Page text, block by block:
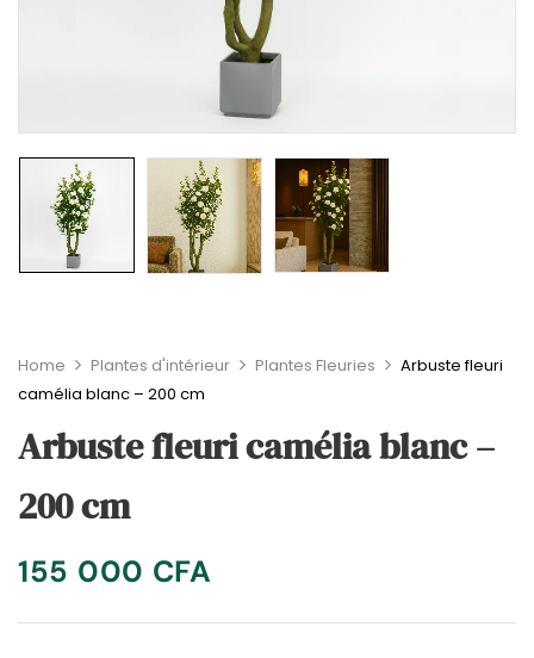
Home Plantes d'intérieur Plantes Fleuries
Arbuste fleuri
camélia blanc – 200 cm
Arbuste fleuri camélia blanc –
200 cm
155 000 CFA